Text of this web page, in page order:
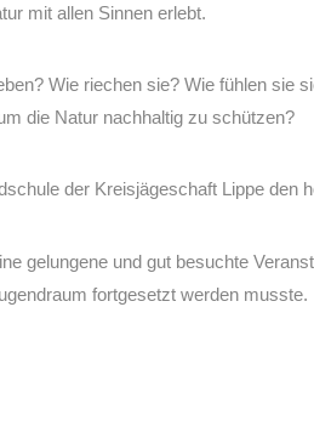
mit allen Sinnen erlebt.
Wie riechen sie? Wie fühlen sie
die Natur nachhaltig zu schützen?
der Kreisjägeschaft Lippe den
gelungene und gut besuchte
fortgesetzt werden musste.